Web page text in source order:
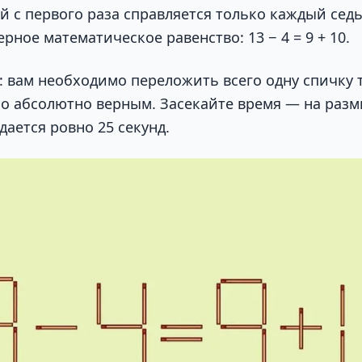
с первого раза справляется только каждый
математическое равенство: 13 − 4 = 9 + 10.
вам необходимо переложить всего одну спичку
абсолютно верным. Засекайте время — на
ровно 25 секунд.